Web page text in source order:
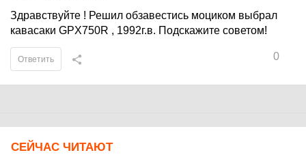
Здравствуйте ! Решил обзавестись моциком выбрал
кавасаки GPX750R , 1992г.в. Подскажите советом!
0
Ответить
СЕЙЧАС ЧИТАЮТ